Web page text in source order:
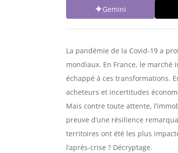
Gemini
La pandémie de la Covid-19 a
mondiaux. En France, le marché
échappé à ces transformations.
acheteurs et incertitudes
Mais contre toute attente,
preuve d’une résilience
territoires ont été les plus
l’après-crise ? Décryptage.